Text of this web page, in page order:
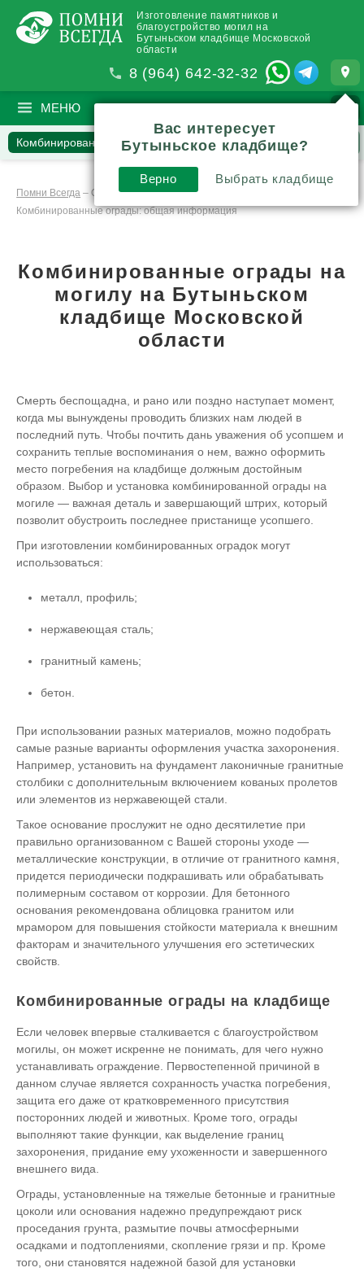
Изготовление памятников и
благоустройство могил на
Бутыньском кладбище Московской
области
8 (964) 642-32-32
МЕНЮ ПОИСК
Комбинированная ограда Вопросы Отзывы
Статьи
Помни Всегда –Ограды и ограждения–
Комбинированные ограды: общая информация
Комбинированные ограды на
могилу на Бутыньском
кладбище Московской
области
Смерть беспощадна, и рано или поздно наступает момент,
когда мы вынуждены проводить близких нам людей в
последний путь. Чтобы почтить дань уважения об усопшем и
сохранить теплые воспоминания о нем, важно оформить
место погребения на кладбище должным достойным
образом. Выбор и установка комбинированной ограды на
могиле — важная деталь и завершающий штрих, который
позволит обустроить последнее пристанище усопшего.
При изготовлении комбинированных оградок могут
использоваться:
металл, профиль;
нержавеющая сталь;
гранитный камень;
бетон.
При использовании разных материалов, можно подобрать
самые разные варианты оформления участка захоронения.
Например, установить на фундамент лаконичные гранитные
столбики с дополнительным включением кованых пролетов
или элементов из нержавеющей стали.
Такое основание прослужит не одно десятилетие при
правильно организованном с Вашей стороны уходе —
металлические конструкции, в отличие от гранитного камня,
придется периодически подкрашивать или обрабатывать
полимерным составом от коррозии. Для бетонного
основания рекомендована облицовка гранитом или
мрамором для повышения стойкости материала к внешним
факторам и значительного улучшения его эстетических
свойств.
Комбинированные ограды на кладбище
Если человек впервые сталкивается с благоустройством
могилы, он может искренне не понимать, для чего нужно
устанавливать ограждение. Первостепенной причиной в
данном случае является сохранность участка погребения,
защита его даже от кратковременного присутствия
посторонних людей и животных. Кроме того, ограды
выполняют такие функции, как выделение границ
захоронения, придание ему ухоженности и завершенного
внешнего вида.
Ограды, установленные на тяжелые бетонные и гранитные
цоколи или основания надежно предупреждают риск
проседания грунта, размытие почвы атмосферными
осадками и подтоплениями, скопление грязи и пр. Кроме
того, они становятся надежной базой для установки
Вас интересует
Бутыньское кладбище?
Верно Выбрать кладбище